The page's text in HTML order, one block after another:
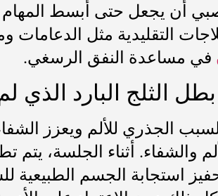
أن يجعل حتى أبسط المهام -
التقليدية مثل
في مساعدة النفق الرسغي.
الثلج البارد الذي
للألم ويعزز الشفاء.
استجابة الجسم الطبيعية